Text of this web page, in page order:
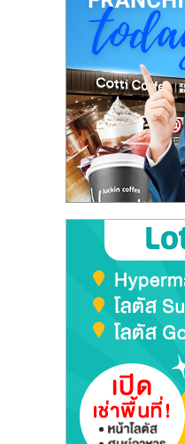
ไชส์,
ศูนย์
รวม
แฟ
พร้อม
ทำเล
สำหรับ